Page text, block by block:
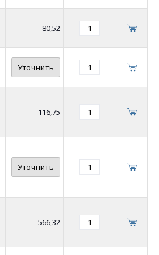
80,52
Уточнить
116,75
Уточнить
566,32